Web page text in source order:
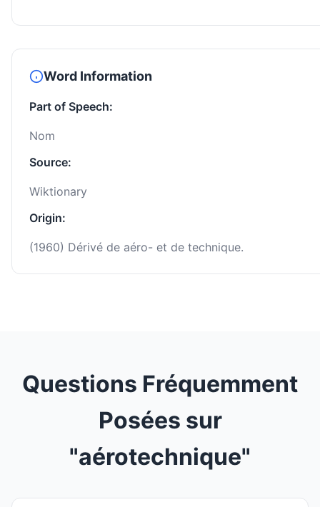
Word Information
Part of Speech:
Nom
Source:
Wiktionary
Origin:
(1960) Dérivé de aéro- et de technique.
Questions Fréquemment
Posées sur
"aérotechnique"